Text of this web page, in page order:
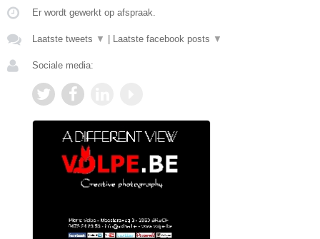
Er wordt gewerkt op afspraak.
Laatste tweets ▼ Laatste facebook posts ▼
Sociale media: